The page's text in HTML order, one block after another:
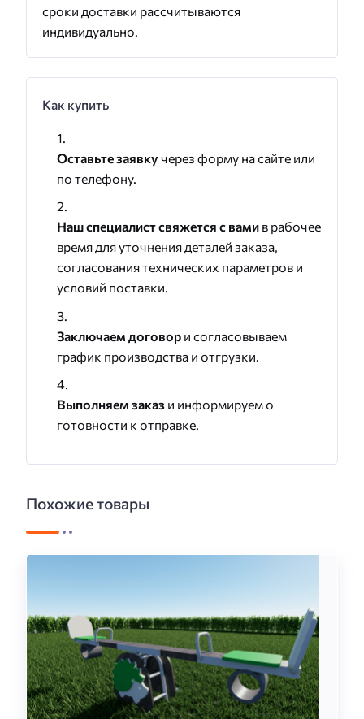
сроки доставки рассчитываются
индивидуально.
Как купить
Оставьте заявкучерез форму на сайте или
по телефону.
Наш специалист свяжется с вами в рабочее
время для уточнения деталей заказа,
согласования технических параметров и
условий поставки.
Заключаем договор и согласовываем
график производства и отгрузки.
Выполняем заказ и информируем о
готовности к отправке.
Похожие товары